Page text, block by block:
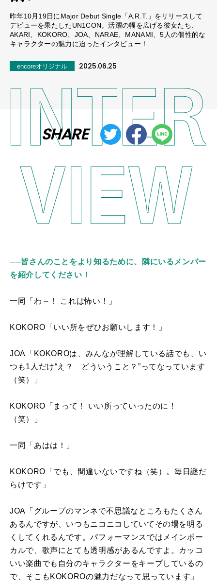
昨年10月19日にMajor Debut Single「A.R.T.」をリリースして
デビューを果たしたUN1CON。活躍の幅を広げる彼女たち、
AKARI、KOKORO、JOA、NARAE、MANAMI、5人の個性的な
キャラクターの魅力に迫ったインタビュー！
encoreオリジナル 2025.06.25
SHARE
──皆さんのことをより知るために、隣にいるメンバー
を紹介してください！
一同「わ～！ これは怖い！」
KOKORO「いい所をぜひお願いします！」
JOA「 KOKOROは、みんなが理解している話でも、い
つも1 人だけ“え？ どういうこと？”ってなっています
（笑）」
KOKORO「まって！ いい所っていったのに！
（笑）」
一同「あはは！」
KOKORO「でも、間違いないですね（笑）。毎日謎だ
らけです」
JOA「グループのマンネで不思議なところもたくさん
あるんですが、いつもニコニコしていてその場を明る
くしてくれるんです。パフォーマンスではメインボー
カルで、歌声にとても透明感があるんですよ。カッコ
いい楽曲でも自分のキャラクターをキープしているの
で、そこも KOKOROの魅力だなって思っています」